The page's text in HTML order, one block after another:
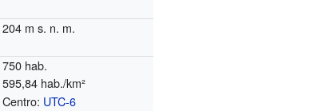
204 m s. n. m.
750 hab.
595,84 hab./km²
Centro: UTC-6